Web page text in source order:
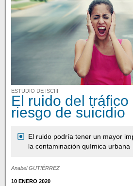
ESTUDIO DE ISCIII
El ruido del
riesgo de suicidio
El ruido podría tener un mayor
la contaminación química urbana
Anabel GUTIÉRREZ
10 ENERO 2020